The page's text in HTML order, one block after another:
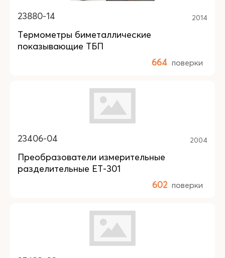
23880-14 2014
Термометры биметаллические
показывающие ТБП
664 поверки
23406-04 2004
Преобразователи измерительные
разделительные ЕТ-301
602 поверки